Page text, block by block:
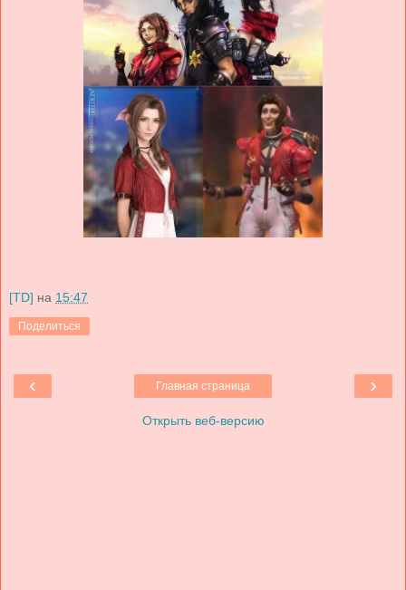
[TD] на 15:47
Поделиться
‹ ›
Главная страница
Открыть веб-версию